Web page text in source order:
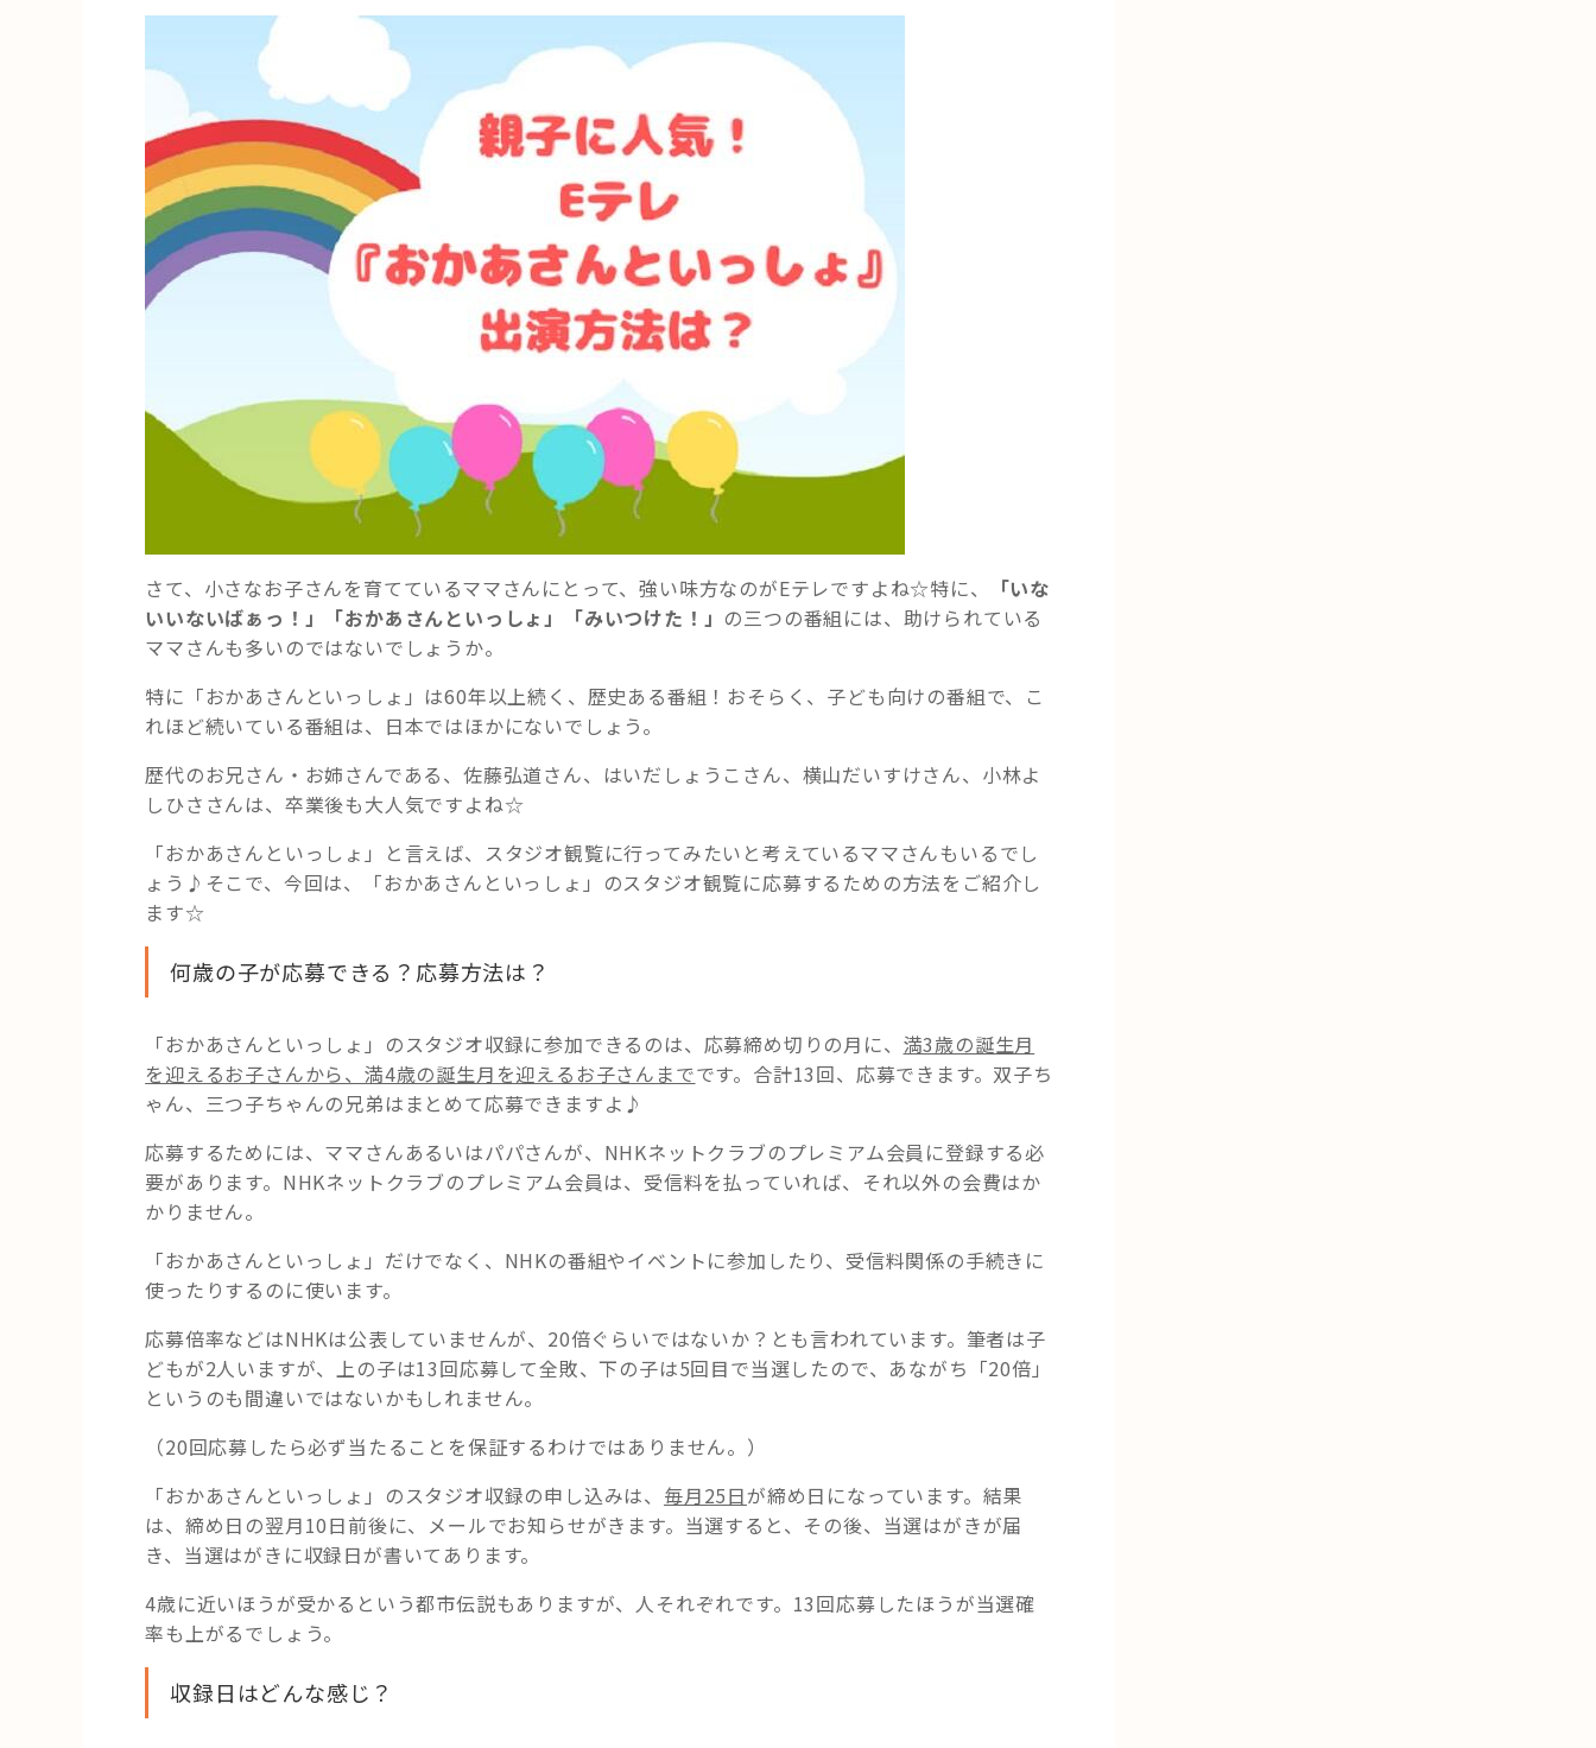
さて、小さなお子さんを育てているママさんにとって、強い味方なのがEテレですよね☆特に、
「いな
いいないばぁっ！」「おかあさんといっしょ」「みいつけた！」 の三つの番組には、助けられている
ママさんも多いのではないでしょうか。
特に「おかあさんといっしょ」は60年以上続く、歴史ある番組！おそらく、子ども向けの番組で、こ
れほど続いている番組は、日本ではほかにないでしょう。
歴代のお兄さん・お姉さんである、佐藤弘道さん、はいだしょうこさん、横山だいすけさん、小林よ
しひささんは、卒業後も大人気ですよね☆
「おかあさんといっしょ」と言えば、スタジオ観覧に行ってみたいと考えているママさんもいるでし
ょう♪そこで、今回は、「おかあさんといっしょ」のスタジオ観覧に応募するための方法をご紹介し
ます☆
何歳の子が応募できる？応募方法は？
「おかあさんといっしょ」のスタジオ収録に参加できるのは、応募締め切りの月に、 満3歳の誕生月
を迎えるお子さんから、満4歳の誕生月を迎えるお子さんまでです。合計13回、応募できます。双子ち
ゃん、三つ子ちゃんの兄弟はまとめて応募できますよ♪
応募するためには、ママさんあるいはパパさんが、NHKネットクラブのプレミアム会員に登録する必
要があります。NHKネットクラブのプレミアム会員は、受信料を払っていれば、それ以外の会費はか
かりません。
「おかあさんといっしょ」だけでなく、NHKの番組やイベントに参加したり、受信料関係の手続きに
使ったりするのに使います。
応募倍率などはNHKは公表していませんが、20倍ぐらいではないか？とも言われています。筆者は子
どもが2人いますが、上の子は13回応募して全敗、下の子は5回目で当選したので、あながち「20倍」
というのも間違いではないかもしれません。
（20回応募したら必ず当たることを保証するわけではありません。）
「おかあさんといっしょ」のスタジオ収録の申し込みは、 毎月25日が締め日になっています。結果
は、締め日の翌月10日前後に、メールでお知らせがきます。当選すると、その後、当選はがきが届
き、当選はがきに収録日が書いてあります。
4歳に近いほうが受かるという都市伝説もありますが、人それぞれです。13回応募したほうが当選確
率も上がるでしょう。
収録日はどんな感じ？